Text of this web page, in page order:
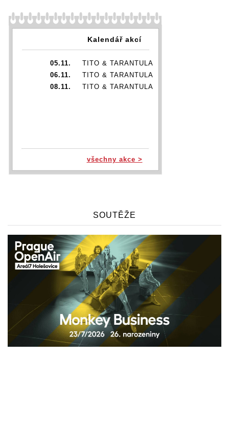
Kalendář akcí
05.11.
TITO & TARANTULA
06.11.
TITO & TARANTULA
08.11.
TITO & TARANTULA
všechny akce >
SOUTĚŽE